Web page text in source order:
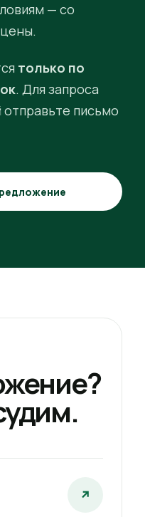
— со
только по
. Для запроса
отправьте письмо
↗